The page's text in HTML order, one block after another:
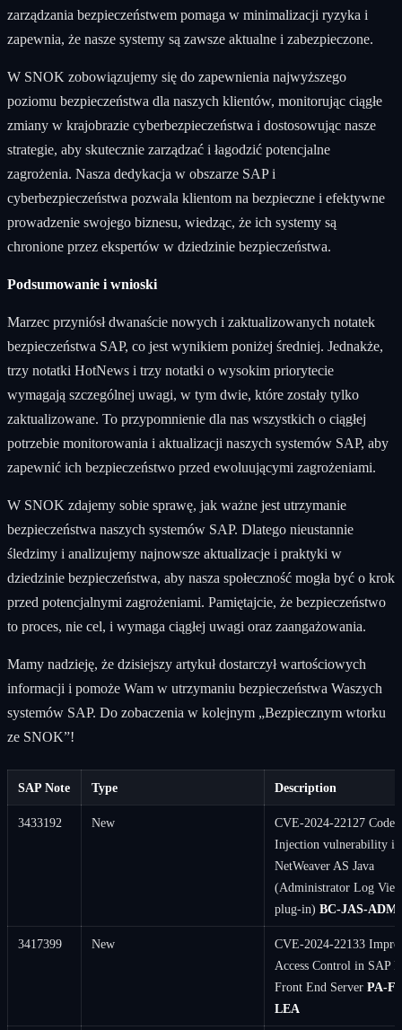
zarządzania bezpieczeństwem pomaga w minimalizacji ryzyka i
zapewnia, że nasze systemy są zawsze aktualne i zabezpieczone.
W SNOK zobowiązujemy się do zapewnienia najwyższego
poziomu bezpieczeństwa dla naszych klientów, monitorując ciągłe
zmiany w krajobrazie cyberbezpieczeństwa i dostosowując nasze
strategie, aby skutecznie zarządzać i łagodzić potencjalne
zagrożenia. Nasza dedykacja w obszarze SAP i
cyberbezpieczeństwa pozwala klientom na bezpieczne i efektywne
prowadzenie swojego biznesu, wiedząc, że ich systemy są
chronione przez ekspertów w dziedzinie bezpieczeństwa.
Podsumowanie i wnioski
Marzec przyniósł dwanaście nowych i zaktualizowanych notatek
bezpieczeństwa SAP, co jest wynikiem poniżej średniej. Jednakże,
trzy notatki HotNews i trzy notatki o wysokim priorytecie
wymagają szczególnej uwagi, w tym dwie, które zostały tylko
zaktualizowane. To przypomnienie dla nas wszystkich o ciągłej
potrzebie monitorowania i aktualizacji naszych systemów SAP, aby
zapewnić ich bezpieczeństwo przed ewoluującymi zagrożeniami.
W SNOK zdajemy sobie sprawę, jak ważne jest utrzymanie
bezpieczeństwa naszych systemów SAP. Dlatego nieustannie
śledzimy i analizujemy najnowsze aktualizacje i praktyki w
dziedzinie bezpieczeństwa, aby nasza społeczność mogła być o krok
przed potencjalnymi zagrożeniami. Pamiętajcie, że bezpieczeństwo
to proces, nie cel, i wymaga ciągłej uwagi oraz zaangażowania.
Mamy nadzieję, że dzisiejszy artykuł dostarczył wartościowych
informacji i pomoże Wam w utrzymaniu bezpieczeństwa Waszych
systemów SAP. Do zobaczenia w kolejnym „Bezpiecznym wtorku
ze SNOK”!
SAP Note Type Description
3433192 New
CVE-2024-22127 Code
Injection vulnerability
NetWeaver AS Java
(Administrator Log
plug-in)BC-JAS-
3417399 New
CVE-2024-22133
Access Control in SAP
Front End ServerPA-
LEA